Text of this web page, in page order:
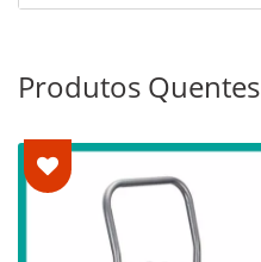
Produtos Quentes